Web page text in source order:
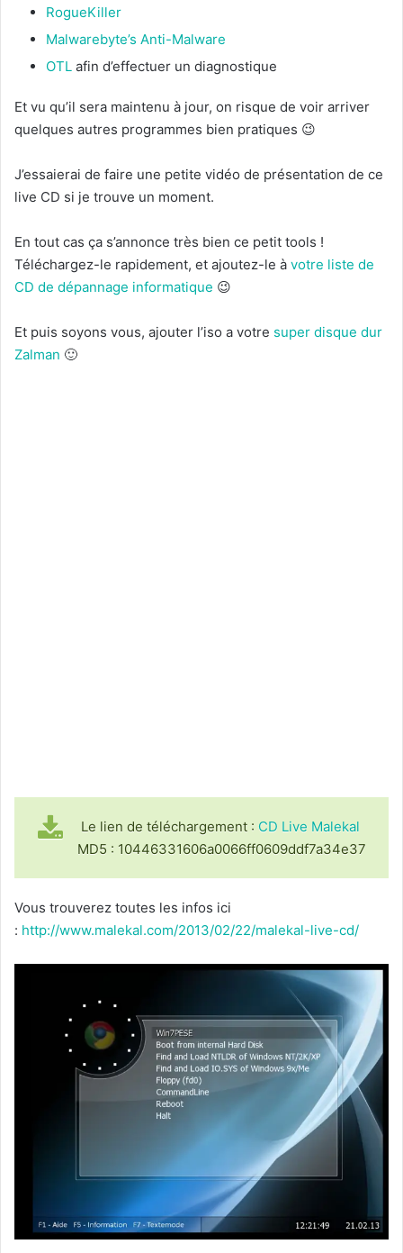
RogueKiller
Malwarebyte’s Anti-Malware
OTL afin d’effectuer un diagnostique
Et vu qu’il sera maintenu à jour, on risque de voir arriver
quelques autres programmes bien pratiques 😉
J’essaierai de faire une petite vidéo de présentation de ce
live CD si je trouve un moment.
En tout cas ça s’annonce très bien ce petit tools !
Téléchargez-le rapidement, et ajoutez-le à votre liste de
CD de dépannage informatique 😉
Et puis soyons vous, ajouter l’iso a votre super disque dur
Zalman 🙂
Le lien de téléchargement : CD Live Malekal
MD5 : 10446331606a0066ff0609ddf7a34e37
Vous trouverez toutes les infos ici
: http://www.malekal.com/2013/02/22/malekal-live-cd/